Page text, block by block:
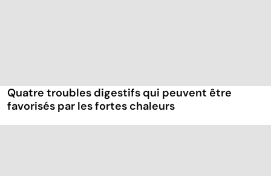
Quatre troubles digestifs qui peuvent être
favorisés par les fortes chaleurs